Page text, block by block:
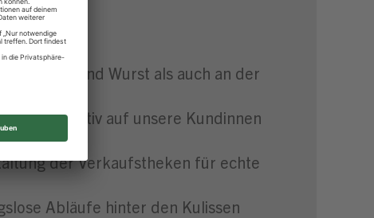
Fleisch und Wurst als auch an der
gehst aktiv auf unsere Kundinnen
der Verkaufstheken für echte
Abläufe hinter den Kulissen